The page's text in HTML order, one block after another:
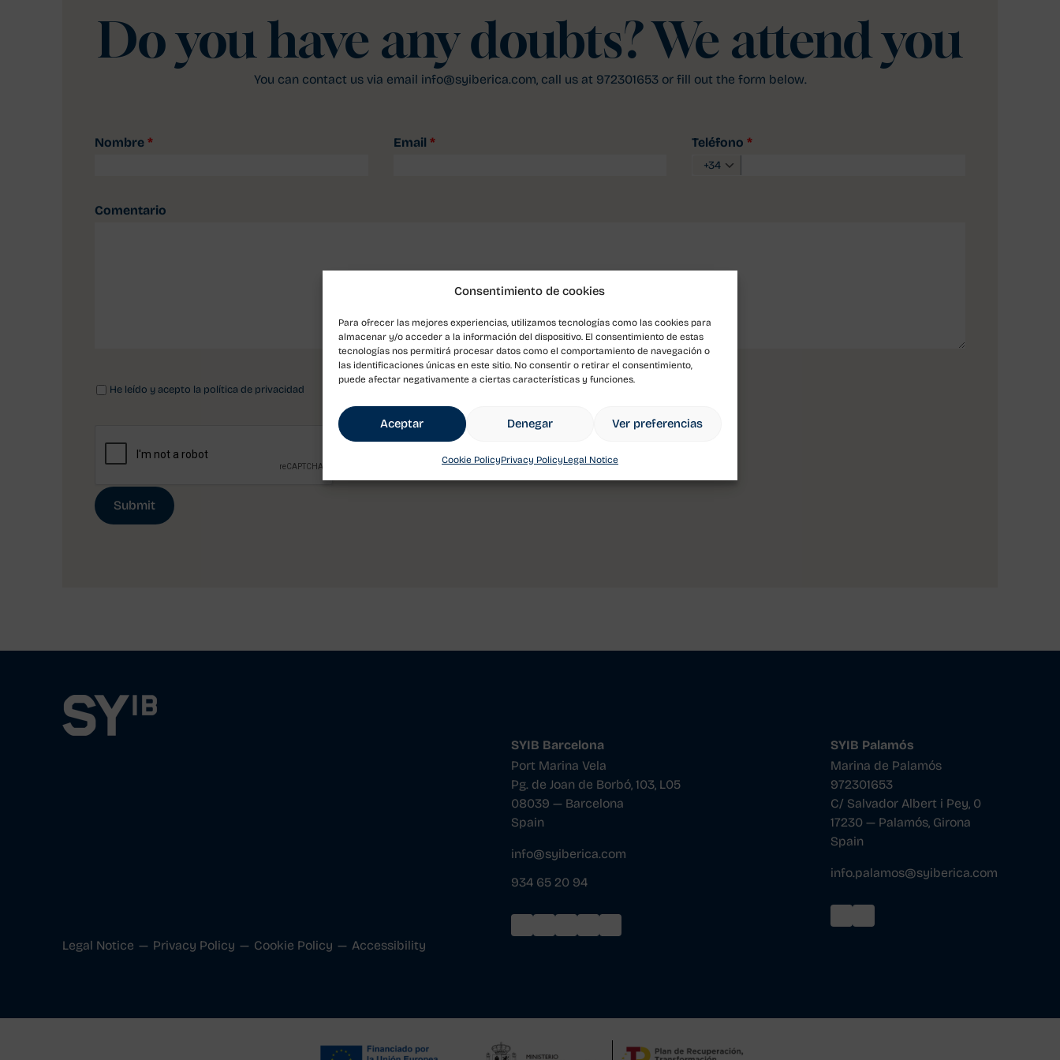
Consentimiento de cookies
Para ofrecer las mejores experiencias, utilizamos tecnologías como las cookies para
almacenar y/o acceder a la información del dispositivo. El consentimiento de estas
tecnologías nos permitirá procesar datos como el comportamiento de navegación o
las identificaciones únicas en este sitio. No consentir o retirar el consentimiento,
puede afectar negativamente a ciertas características y funciones.
Aceptar Denegar Ver preferencias
Cookie PolicyPrivacy PolicyLegal Notice
Do you have any doubts? We attend you
You can contact us via email info@syiberica.com, call us at 972301653 or fill out the form below.
Nombre * Email * Teléfono*
+34
Comentario
He leído y acepto la política de privacidad
SYIB Barcelona
Port Marina Vela
Pg. de Joan de Borbó, 103, L05
08039 — Barcelona
Spain
info@syiberica.com
934 65 20 94
SYIB Palamós
Marina de Palamós
972301653
C/ Salvador Albert i Pey, 0
17230 — Palamós, Girona
Spain
info.palamos@syiberica.com
Legal Notice Privacy Policy Cookie Policy Accessibility